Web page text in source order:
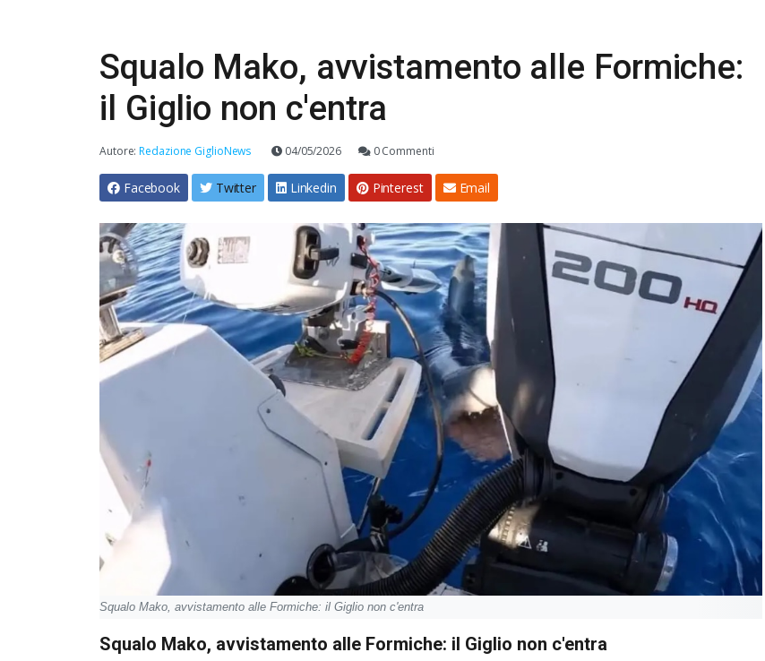
Squalo Mako, avvistamento alle Formiche:
il Giglio non c'entra
Autore:Redazione GiglioNews 04/05/2026 0 Commenti
Facebook Twitter Linkedin Pinterest Email
Squalo Mako, avvistamento alle Formiche: il Giglio non c'entra
Squalo Mako, avvistamento alle Formiche: il Giglio non c'entra